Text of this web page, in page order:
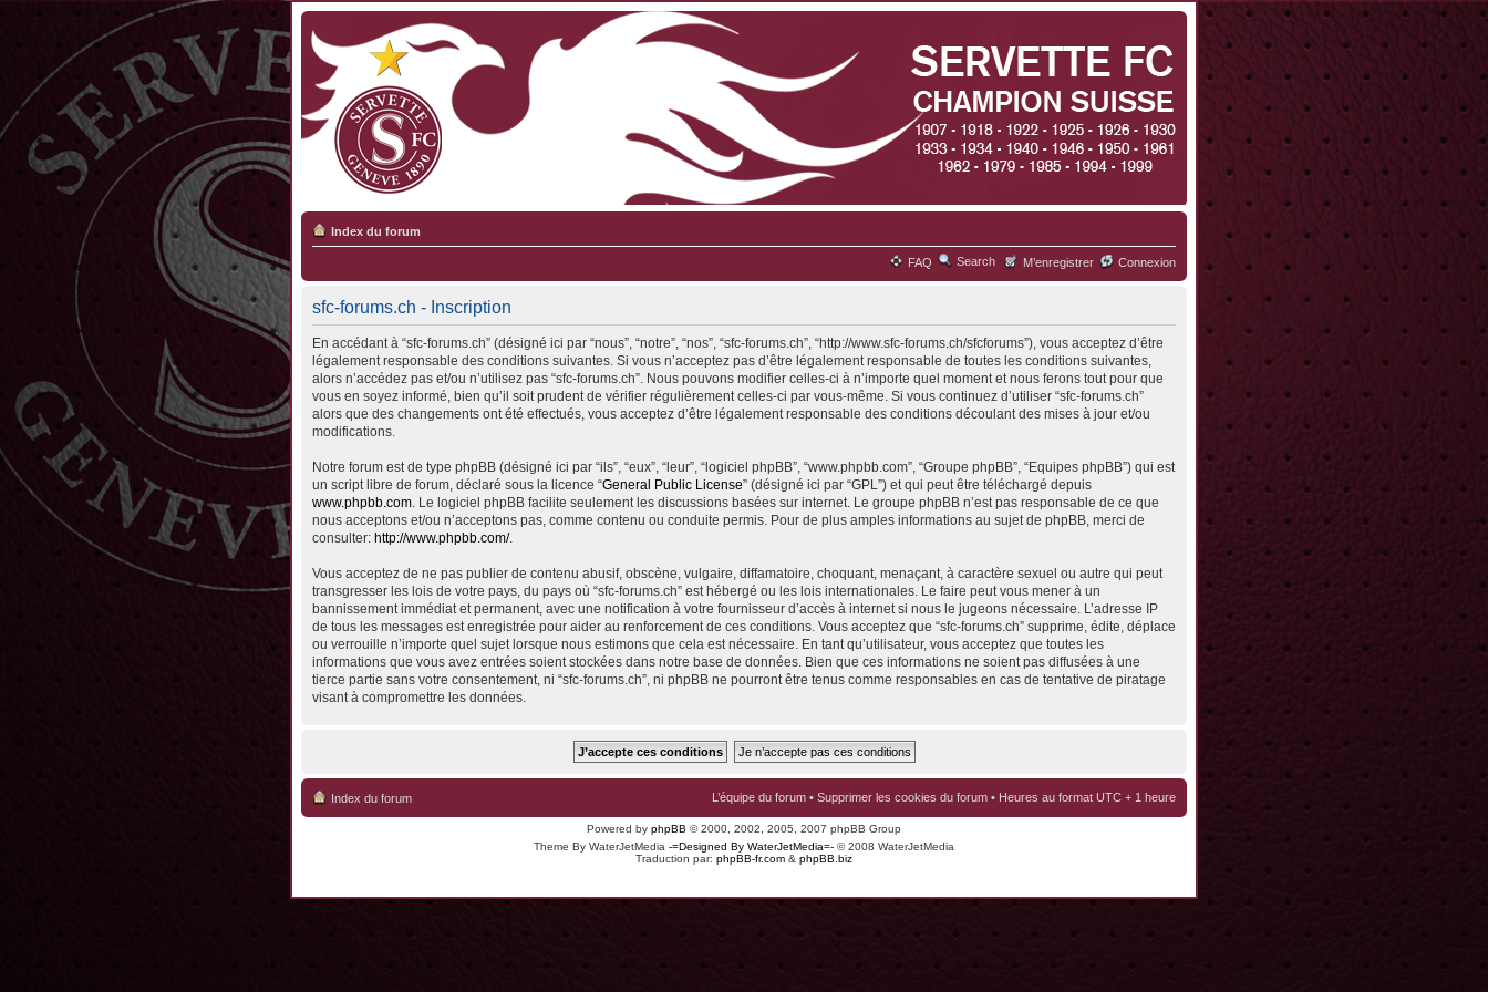
Index du forum
FAQ Search M’enregistrer Connexion
sfc-forums.ch - Inscription
En accédant à “sfc-forums.ch” (désigné ici par “nous”, “notre”, “nos”, “sfc-forums.ch”, “http://www.sfc-forums.ch/sfcforums”), vous acceptez d’être
légalement responsable des conditions suivantes. Si vous n’acceptez pas d’être légalement responsable de toutes les conditions suivantes,
alors n’accédez pas et/ou n’utilisez pas “sfc-forums.ch”. Nous pouvons modifier celles-ci à n’importe quel moment et nous ferons tout pour que
vous en soyez informé, bien qu’il soit prudent de vérifier régulièrement celles-ci par vous-même. Si vous continuez d’utiliser “sfc-forums.ch”
alors que des changements ont été effectués, vous acceptez d’être légalement responsable des conditions découlant des mises à jour et/ou
modifications.
Notre forum est de type phpBB (désigné ici par “ils”, “eux”, “leur”, “logiciel phpBB”, “www.phpbb.com”, “Groupe phpBB”, “Equipes phpBB”) qui est
un script libre de forum, déclaré sous la licence “General Public License” (désigné ici par “GPL”) et qui peut être téléchargé depuis
www.phpbb.com. Le logiciel phpBB facilite seulement les discussions basées sur internet. Le groupe phpBB n’est pas responsable de ce que
nous acceptons et/ou n’acceptons pas, comme contenu ou conduite permis. Pour de plus amples informations au sujet de phpBB, merci de
consulter: http://www.phpbb.com/.
Vous acceptez de ne pas publier de contenu abusif, obscène, vulgaire, diffamatoire, choquant, menaçant, à caractère sexuel ou autre qui peut
transgresser les lois de votre pays, du pays où “sfc-forums.ch” est hébergé ou les lois internationales. Le faire peut vous mener à un
bannissement immédiat et permanent, avec une notification à votre fournisseur d’accès à internet si nous le jugeons nécessaire. L’adresse IP
de tous les messages est enregistrée pour aider au renforcement de ces conditions. Vous acceptez que “sfc-forums.ch” supprime, édite, déplace
ou verrouille n’importe quel sujet lorsque nous estimons que cela est nécessaire. En tant qu’utilisateur, vous acceptez que toutes les
informations que vous avez entrées soient stockées dans notre base de données. Bien que ces informations ne soient pas diffusées à une
tierce partie sans votre consentement, ni “sfc-forums.ch”, ni phpBB ne pourront être tenus comme responsables en cas de tentative de piratage
visant à compromettre les données.
Index du forum L’équipe du forum • Supprimer les cookies du forum • Heures au format UTC + 1 heure
Powered by phpBB © 2000, 2002, 2005, 2007 phpBB Group
Theme By WaterJetMedia -=Designed By WaterJetMedia=- © 2008 WaterJetMedia
Traduction par: phpBB-fr.com & phpBB.biz